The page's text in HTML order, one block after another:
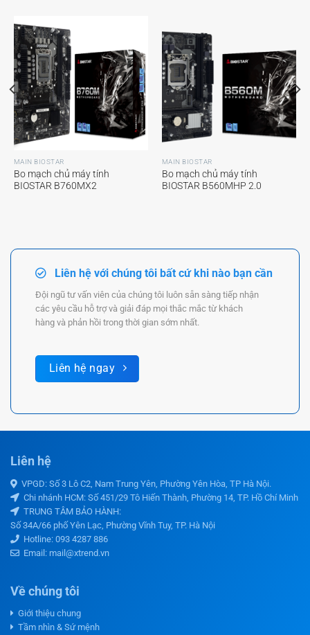
MAIN BIOSTAR
Bo mạch chủ máy tính
BIOSTAR B760MX2
MAIN BIOSTAR
Bo mạch chủ máy tính
BIOSTAR B560MHP 2.0
Liên hệ với chúng tôi bất cứ khi nào bạn cần
Đội ngũ tư vấn viên của chúng tôi luôn sẵn sàng tiếp nhận
các yêu cầu hỗ trợ và giải đáp mọi thắc mắc từ khách
hàng và phản hồi trong thời gian sớm nhất.
Liên hệ ngay
Liên hệ
VPGD: Số 3 Lô C2, Nam Trung Yên, Phường Yên Hòa, TP Hà Nội.
Chi nhánh HCM: Số 451/29 Tô Hiến Thành, Phường 14, TP. Hồ Chí Minh
TRUNG TÂM BẢO HÀNH:
Số 34A/66 phố Yên Lạc, Phường Vĩnh Tuy, TP. Hà Nội
Hotline: 093 4287 886
Email: mail@xtrend.vn
Về chúng tôi
Giới thiệu chung
Tầm nhìn & Sứ mệnh